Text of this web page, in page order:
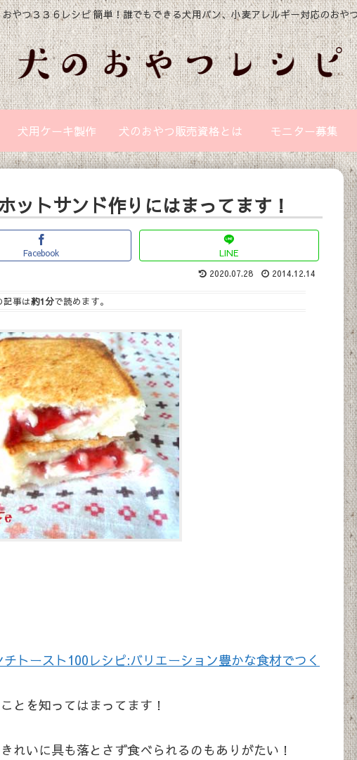
やつ３３６レシピ 簡単！誰でもできる犬用パン、小麦アレルギー対応のおや
犬用ケーキ製作 犬のおやつ販売資格とは モニター募集
トサンド作りにはまってます！
Facebook LINE
2020.07.28 2014.12.14
事は約1分で読めます。
トースト100レシピ:バリエーション豊かな食材でつく
とを知ってはまってます！
いに具も落とさず食べられるのもありがたい！